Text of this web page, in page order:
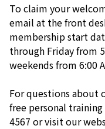
To claim your
email at the front
membership start
through Friday from
weekends from 6:00
For questions about
free personal
4567 or visit our